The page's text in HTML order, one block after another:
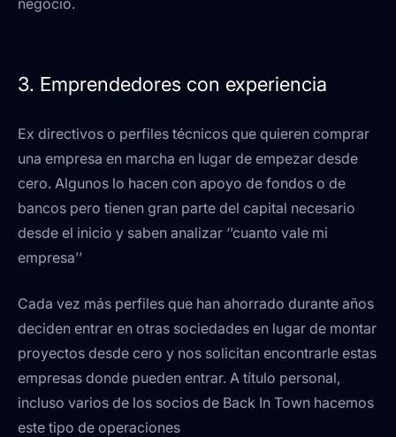
negocio.
3. Emprendedores con experiencia
Ex directivos o perfiles técnicos que quieren comprar
una empresa en marcha en lugar de empezar desde
cero. Algunos lo hacen con apoyo de fondos o de
bancos pero tienen gran parte del capital necesario
desde el inicio y saben analizar ‘’cuanto vale mi
empresa’’
Cada vez más perfiles que han ahorrado durante años
deciden entrar en otras sociedades en lugar de montar
proyectos desde cero y nos solicitan encontrarle estas
empresas donde pueden entrar. A título personal,
incluso varios de los socios de Back In Town hacemos
este tipo de operaciones